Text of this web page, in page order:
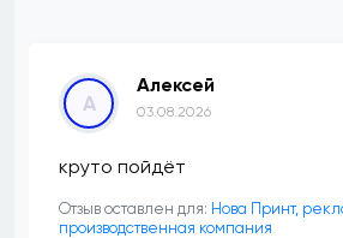
А
Алексей
03.08.2026
круто пойдёт
Отзыв оставлен для: Нова Принт,
производственная компания